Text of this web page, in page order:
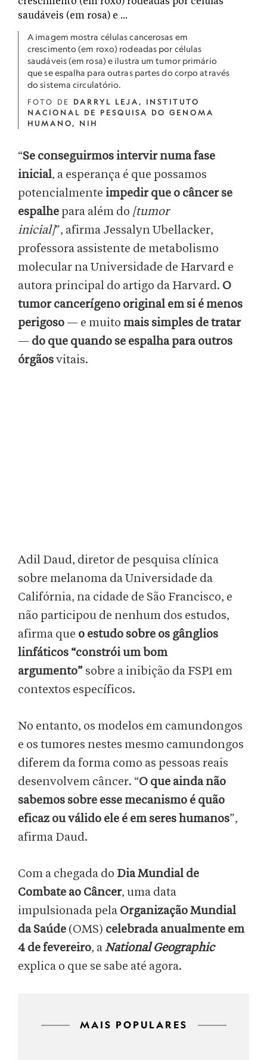
A imagem mostra células cancerosas em
crescimento (em roxo) rodeadas por células
saudáveis (em rosa) e ilustra um tumor primário
que se espalha para outras partes do corpo através
do sistema circulatório.
FOTO DE DARRYL LEJA, INSTITUTO
NACIONAL DE PESQUISA DO GENOMA
HUMANO, NIH
“Se conseguirmos intervir numa fase
inicial, a esperança é que possamos
potencialmente impedir que o câncer se
espalhe para além do [tumor
inicial]”, afirma Jessalyn Ubellacker,
professora assistente de metabolismo
molecular na Universidade de Harvard e
autora principal do artigo da Harvard. O
tumor cancerígeno original em si é menos
perigoso — e muito mais simples de tratar
— do que quando se espalha para outros
órgãosvitais.
Adil Daud, diretor de pesquisa clínica
sobre melanoma da Universidade da
Califórnia, na cidade de São Francisco, e
não participou de nenhum dos estudos,
afirma que o estudo sobre os gânglios
linfáticos “constrói um bom
argumento” sobre a inibição da FSP1 em
contextos específicos.
No entanto, os modelos em camundongos
e os tumores nestes mesmo camundongos
diferem da forma como as pessoas reais
desenvolvem câncer. “O que ainda não
sabemos sobre esse mecanismo é quão
eficaz ou válido ele é em seres humanos”,
afirma Daud.
Com a chegada do Dia Mundial de
Combate ao Câncer, uma data
impulsionada pela Organização Mundial
da Saúde (OMS) celebrada anualmente em
4 de fevereiro, aNational Geographic
explica o que se sabe até agora.
MAIS POPULARES